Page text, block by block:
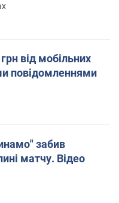
від мобільних
повідомленнями
забив
матчу. Відео